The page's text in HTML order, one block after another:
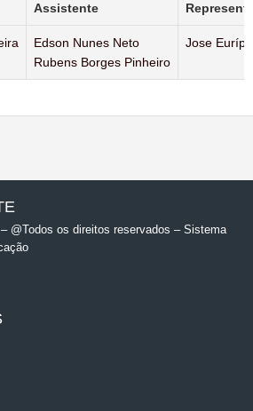
Assistente
Edson Nunes Neto
Rubens Borges Pinheiro
Jose
@Todos os direitos reservados – Sistema